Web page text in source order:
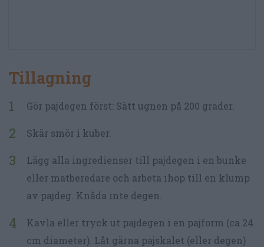
Tillagning
Gör pajdegen först: Sätt ugnen på 200 grader.
Skär smör i kuber.
Lägg alla ingredienser till pajdegen i en bunke
eller matberedare och arbeta ihop till en klump
av pajdeg. Knåda inte degen.
Kavla eller tryck ut pajdegen i en pajform (ca 24
cm diameter). Låt gärna pajskalet (eller degen)